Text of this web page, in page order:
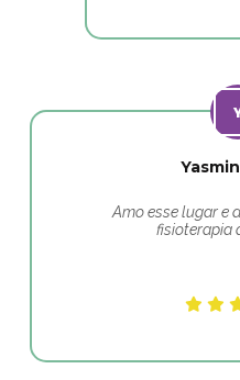
Amo esse lugar e
fisioterapia